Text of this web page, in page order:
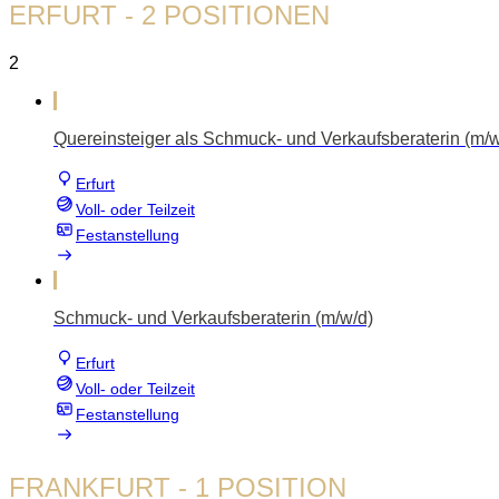
ERFURT - 2 POSITIONEN
2
Quereinsteiger als Schmuck- und Verkaufsberaterin (m/
Erfurt
Voll- oder Teilzeit
Festanstellung
Schmuck- und Verkaufsberaterin (m/w/d)
Erfurt
Voll- oder Teilzeit
Festanstellung
FRANKFURT - 1 POSITION